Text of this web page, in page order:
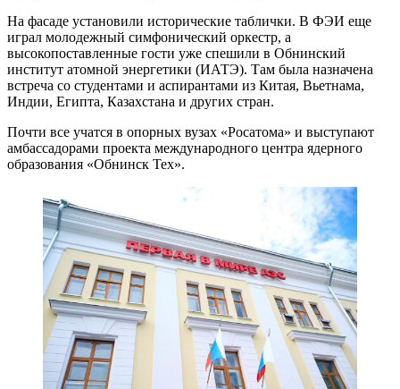
На фасаде установили исторические таблички. В ФЭИ еще
играл молодежный симфонический оркестр, а
высокопоставленные гости уже спешили в Обнинский
институт атомной энергетики (ИАТЭ). Там была назначена
встреча со студентами и аспирантами из Китая, Вьетнама,
Индии, Египта, Казахстана и других стран.
Почти все учатся в опорных вузах «Росатома» и выступают
амбассадорами проекта международного центра ядерного
образования «Обнинск Тех».